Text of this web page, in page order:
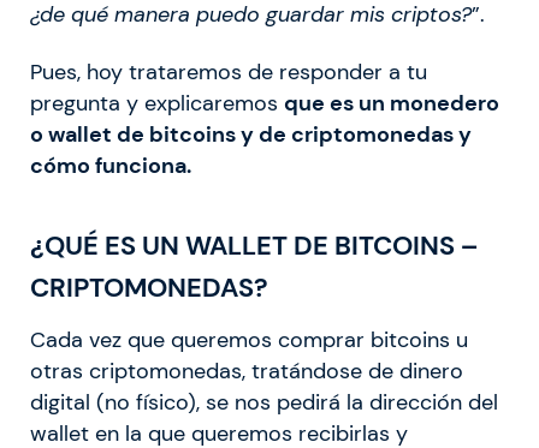
¿de qué manera puedo guardar mis criptos?”.
Pues, hoy trataremos de responder a tu
pregunta y explicaremos que es un monedero
o wallet de bitcoins y de criptomonedas y
cómo funciona.
¿QUÉ ES UN WALLET DE BITCOINS –
CRIPTOMONEDAS?
Cada vez que queremos comprar bitcoins u
otras criptomonedas, tratándose de dinero
digital (no físico), se nos pedirá la dirección del
wallet en la que queremos recibirlas y